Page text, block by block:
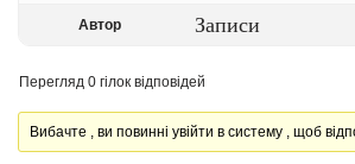
Автор Записи
Перегляд 0 гілок відповідей
Вибачте , ви повинні увійти в систему , щоб